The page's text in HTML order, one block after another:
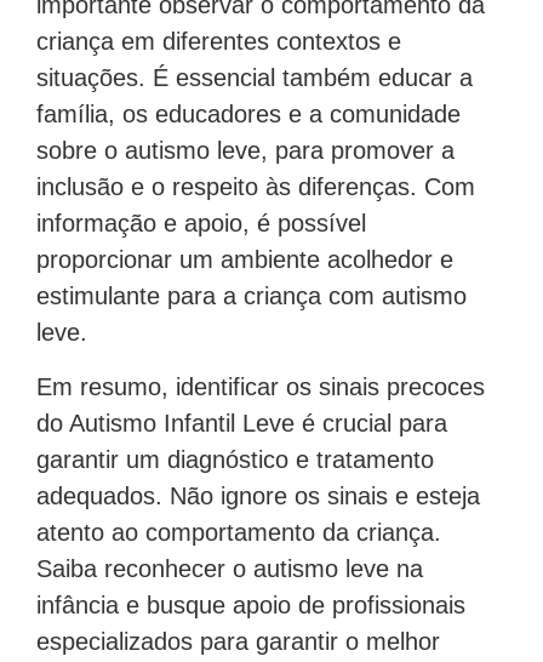
criança em diferentes contextos e
situações. É essencial também educar a
família, os educadores e a comunidade
sobre o autismo leve, para promover a
inclusão e o respeito às diferenças. Com
informação e apoio, é possível
proporcionar um ambiente acolhedor e
estimulante para a criança com autismo
leve.
Em resumo, identificar os sinais precoces
do Autismo Infantil Leve é crucial para
garantir um diagnóstico e tratamento
adequados. Não ignore os sinais e esteja
atento ao comportamento da criança.
Saiba reconhecer o autismo leve na
infância e busque apoio de profissionais
especializados para garantir o melhor